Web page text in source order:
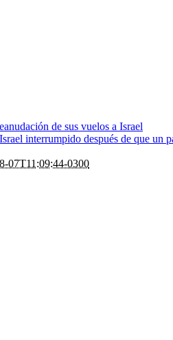
de sus vuelos a Israel
interrumpido después de que un
07T11:09:44-0300